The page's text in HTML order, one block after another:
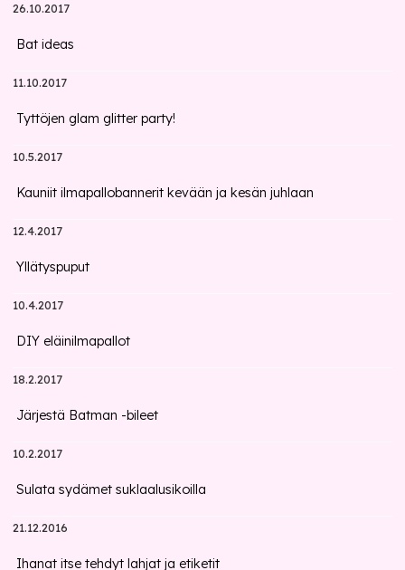
26.10.2017
Bat ideas
11.10.2017
Tyttöjen glam glitter party!
10.5.2017
Kauniit ilmapallobannerit kevään ja kesän juhlaan
12.4.2017
Yllätyspuput
10.4.2017
DIY eläinilmapallot
18.2.2017
Järjestä Batman -bileet
10.2.2017
Sulata sydämet suklaalusikoilla
21.12.2016
Ihanat itse tehdyt lahjat ja etiketit